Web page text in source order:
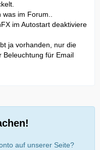
was im Forum..
im Autostart deaktiviere
ja vorhanden, nur die
Beleuchtung für Email
auf unserer Seite?